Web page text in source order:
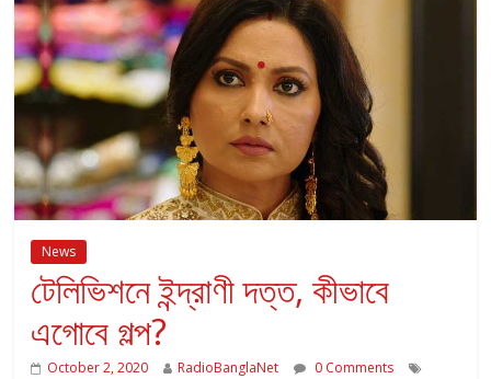
News
টেলিভিশনে ইন্দ্রাণী দত্ত, কীভাবে
এগোবে গল্প?
October 2, 2020 RadioBanglaNet
0 Comments